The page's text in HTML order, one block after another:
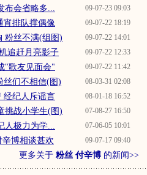
09-07-23 09:03
会省略多...
09-07-22 18:19
宵排队撑偶像
09-07-22 14:01
粉丝不满(组图)
09-07-22 12:33
追赶月亮影子
09-07-22 11:42
"歌友见面会"
08-03-31 02:08
丝们不相信(图)
08-01-18 16:52
经纪人斥谣言
07-08-27 16:50
挑战小学生(图)
07-06-05 10:01
极力为学...
09-07-17 09:40
博相谈甚欢
更多关于 粉丝 付辛博 的新闻>>